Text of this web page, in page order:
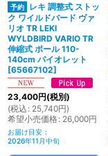
レキ 調整式 ストッ
ク ワイルドバード ヴァ
リオ TR LEKI
WYLDBIRD VARIO TR
伸縮式 ポール 110-
140cm バイオレット
[65667102]
23,400円(税別)
(税込 : 25,740円)
希望小売価格: 26,000円
お届け目安 :
2026年11月中旬